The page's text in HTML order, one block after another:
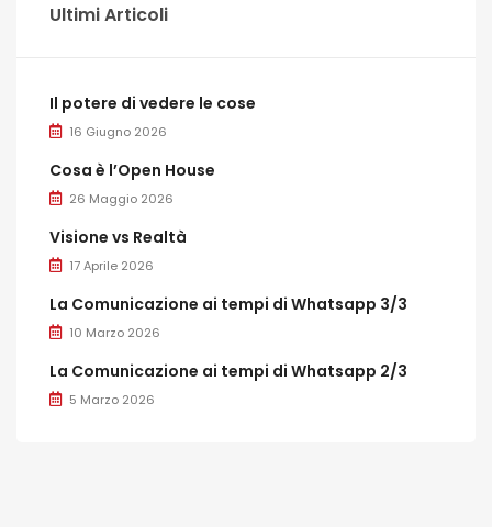
Ultimi Articoli
Il potere di vedere le cose
16 Giugno 2026
Cosa è l’Open House
26 Maggio 2026
Visione vs Realtà
17 Aprile 2026
La Comunicazione ai tempi di Whatsapp 3/3
10 Marzo 2026
La Comunicazione ai tempi di Whatsapp 2/3
5 Marzo 2026